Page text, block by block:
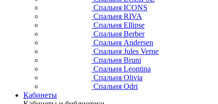
Спальня ICONS
Спальня RIVA
Спальня Ellipse
Спальня Berber
Спальня Andersen
Спальня Jules Verne
Спальня Bruni
Спальня Leontina
Спальня Olivia
Спальня Odri
Кабинеты